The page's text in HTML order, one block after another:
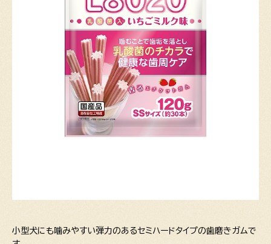
小型犬にも噛みやすい弾力のあるセミハードタイプの歯磨きガムで